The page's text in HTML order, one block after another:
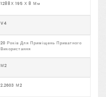
1288Х 195 Х 8 Мм
V4
20 Років Для Приміщень Приватного
Використання
М2
2.2603 М2